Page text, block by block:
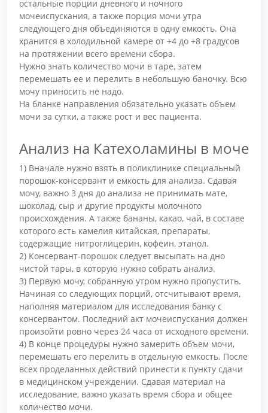
остальные порции дневного и ночного
мочеиспускания, а также порция мочи утра
следующего дня объединяются в одну емкость. Она
хранится в холодильной камере от +4 до +8 градусов
на протяжении всего времени сбора.
Нужно знать количество мочи в таре, затем
перемешать ее и перелить в небольшую баночку. Всю
мочу приносить не надо.
На бланке направления обязательно указать объем
мочи за сутки, а также рост и вес пациента.
Анализ на Катехоламины в моче
1) Вначале нужно взять в поликлинике специальный
порошок-консервант и емкость для анализа. Сдавая
мочу, важно 3 дня до анализа не принимать мате,
шоколад, сыр и другие продукты молочного
происхождения. А также бананы, какао, чай, в составе
которого есть камелия китайская, препараты,
содержащие нитроглицерин, кофеин, этанол.
2) Консервант-порошок следует высыпать на дно
чистой тары, в которую нужно собрать анализ.
3) Первую мочу, собранную утром нужно пропустить.
Начиная со следующих порций, отсчитывают время,
наполняя материалом для исследования банку с
консервантом. Последний акт мочеиспускания должен
произойти ровно через 24 часа от исходного времени.
4) В конце процедуры нужно замерить объем мочи,
перемешать его перелить в отдельную емкость. После
всех проделанных действий принести к пункту сдачи
в медицинском учреждении. Сдавая материал на
исследование, важно указать время сбора и общее
количество мочи.